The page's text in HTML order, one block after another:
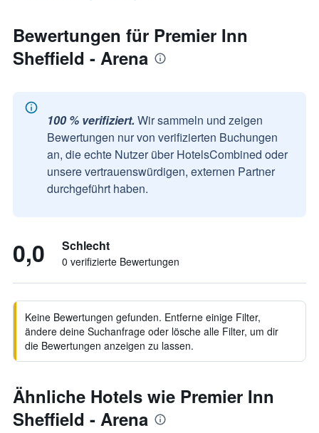
Bewertungen für Premier Inn
Sheffield - Arena
100 % verifiziert. Wir sammeln und zeigen
Bewertungen nur von verifizierten Buchungen
an, die echte Nutzer über HotelsCombined oder
unsere vertrauenswürdigen, externen Partner
durchgeführt haben.
0,0 Schlecht
0 verifizierte Bewertungen
Keine Bewertungen gefunden. Entferne einige Filter,
ändere deine Suchanfrage oder lösche alle Filter, um dir
die Bewertungen anzeigen zu lassen.
Ähnliche Hotels wie Premier Inn
Sheffield - Arena